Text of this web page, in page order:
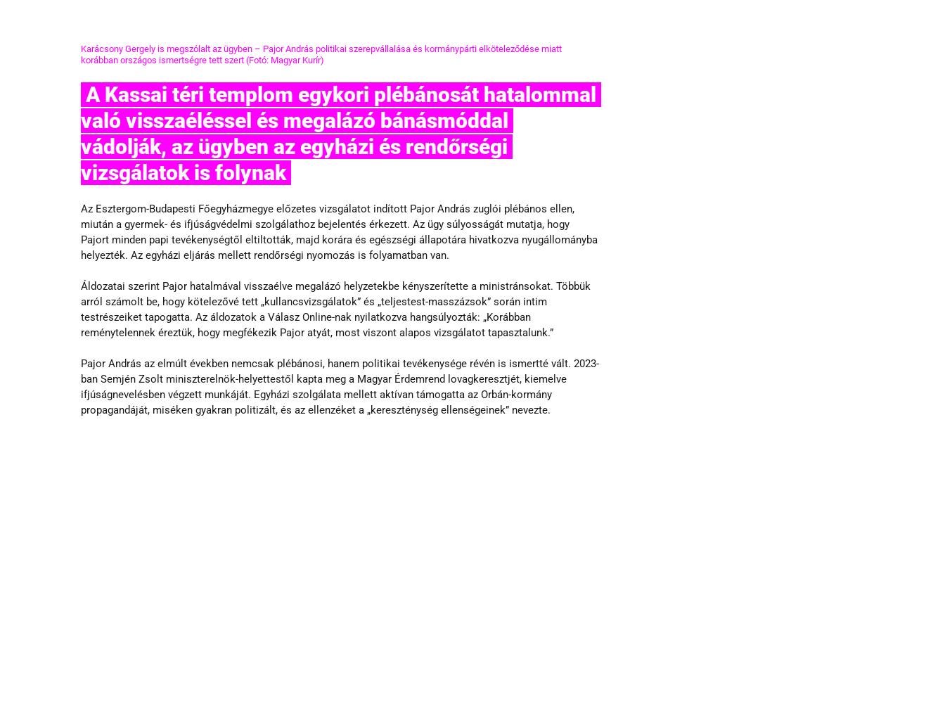
Karácsony Gergely is megszólalt az ügyben – Pajor András politikai szerepvállalása és kormánypárti elköteleződése miatt
korábban országos ismertségre tett szert (Fotó: Magyar Kurír)
való visszaéléssel és megalázó bánásmóddal
vádolják, az ügyben az egyházi és rendőrségi
vizsgálatok is folynak
Az Esztergom-Budapesti Főegyházmegye előzetes vizsgálatot indított Pajor András zuglói plébános ellen,
miután a gyermek- és ifjúságvédelmi szolgálathoz bejelentés érkezett. Az ügy súlyosságát mutatja, hogy
Pajort minden papi tevékenységtől eltiltották, majd korára és egészségi állapotára hivatkozva nyugállományba
helyezték. Az egyházi eljárás mellett rendőrségi nyomozás is folyamatban van.
Áldozatai szerint Pajor hatalmával visszaélve megalázó helyzetekbe kényszerítette a ministránsokat. Többük
arról számolt be, hogy kötelezővé tett „kullancsvizsgálatok” és „teljestest-masszázsok” során intim
testrészeiket tapogatta. Az áldozatok a Válasz Online-nak nyilatkozva hangsúlyozták: „Korábban
reménytelennek éreztük, hogy megfékezik Pajor atyát, most viszont alapos vizsgálatot tapasztalunk.”
Pajor András az elmúlt években nemcsak plébánosi, hanem politikai tevékenysége révén is ismertté vált. 2023-
ban Semjén Zsolt miniszterelnök-helyettestől kapta meg a Magyar Érdemrend lovagkeresztjét, kiemelve
ifjúságnevelésben végzett munkáját. Egyházi szolgálata mellett aktívan támogatta az Orbán-kormány
propagandáját, miséken gyakran politizált, és az ellenzéket a „kereszténység ellenségeinek” nevezte.